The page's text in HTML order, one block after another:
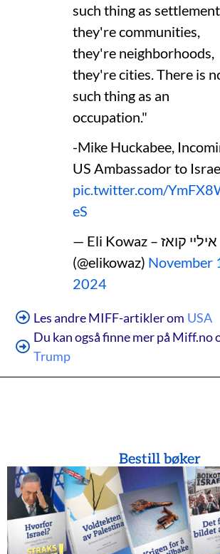
such thing as
they're communities,
they're neighborhoods,
they're cities. There is
such thing as an
occupation."
-Mike Huckabee,
US Ambassador to
pic.twitter.com/
eS
— Eli Kowaz – איליי קואז
(@elikowaz) November
2024
Les andre MIFF-artikler om USA
Du kan også finne mer på Miff.no
Trump
Bestill bøker